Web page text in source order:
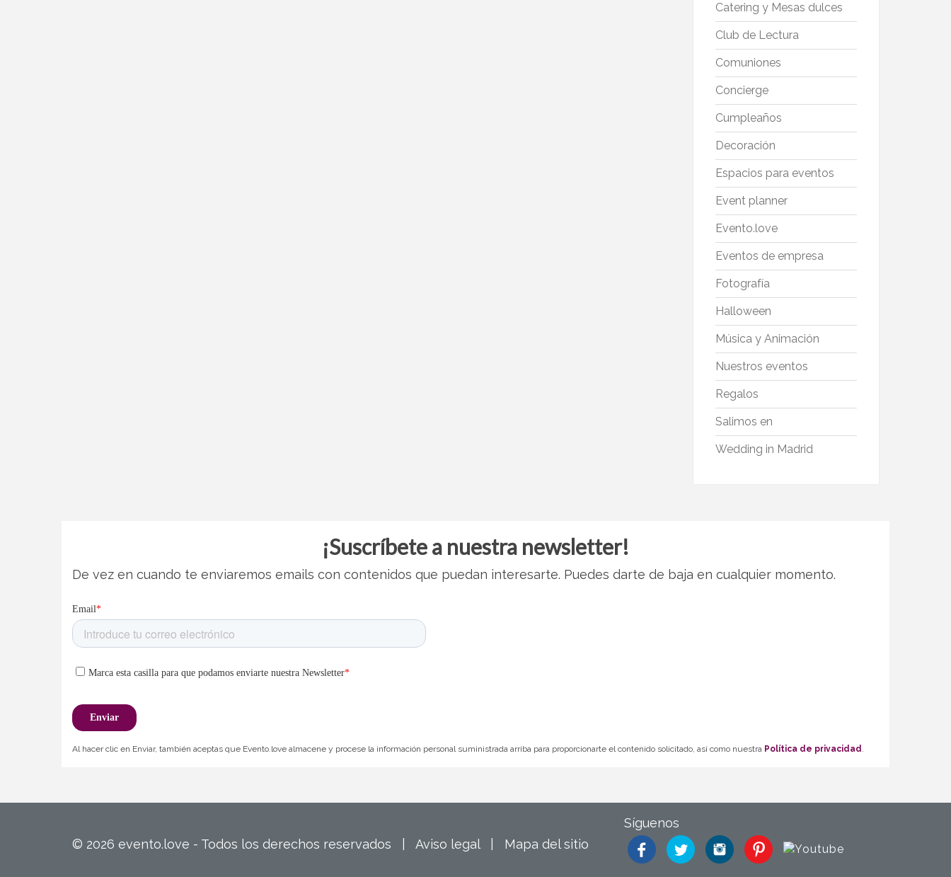
Catering y Mesas dulces
Club de Lectura
Comuniones
Concierge
Cumpleaños
Decoración
Espacios para eventos
Event planner
Evento.love
Eventos de empresa
Fotografía
Halloween
Música y Animación
Nuestros eventos
Regalos
Salimos en
Wedding in Madrid
¡Suscríbete a nuestra newsletter!
De vez en cuando te enviaremos emails con contenidos que puedan interesarte. Puedes darte de baja en cualquier momento.
Al hacer clic en Enviar, también aceptas que Evento.love almacene y procese la información personal suministrada arriba para proporcionarte el contenido solicitado, así como nuestra Política de privacidad.
© 2026 evento.love - Todos los derechos reservados | Aviso legal| Mapa del sitio
Síguenos